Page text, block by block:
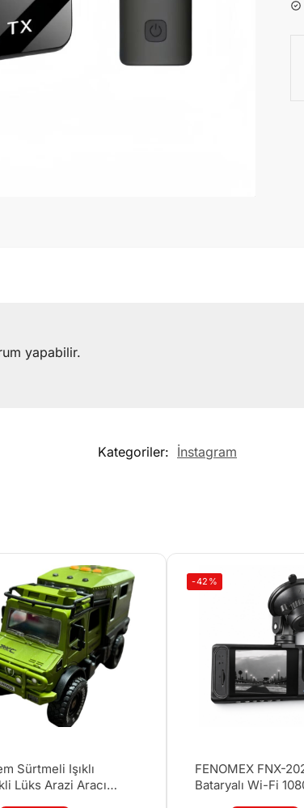
yapabilir.
Kategoriler: İnstagram
Sürtmeli Işıklı
Lüks Arazi Aracı
-42%
FENOMEX FNX-
Bataryalı Wi-Fi